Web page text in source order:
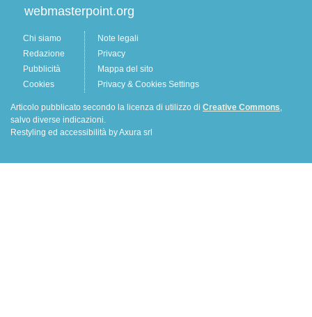
webmasterpoint.org
Chi siamo
Redazione
Pubblicità
Cookies
Note legali
Privacy
Mappa del sito
Privacy & Cookies Settings
Articolo pubblicato secondo la licenza di utilizzo di Creative Commons,
salvo diverse indicazioni.
Restyling ed accessibilità by Axura srl